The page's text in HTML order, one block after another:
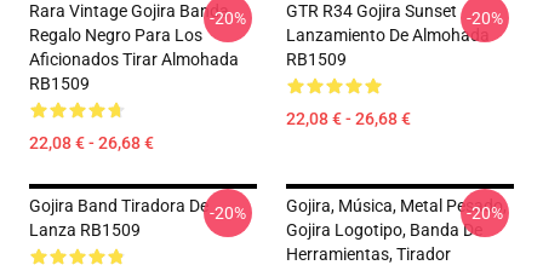
Rara Vintage Gojira Banda
Regalo Negro Para Los
Aficionados Tirar Almohada
RB1509
22,08 € - 26,68 €
-20%
GTR R34 Gojira Sunset
Lanzamiento De Almohada
RB1509
22,08 € - 26,68 €
-20%
Gojira Band Tiradora De
Lanza RB1509
-20%
Gojira, Música, Metal Pesado,
Gojira Logotipo, Banda De
Herramientas, Tirador
-20%